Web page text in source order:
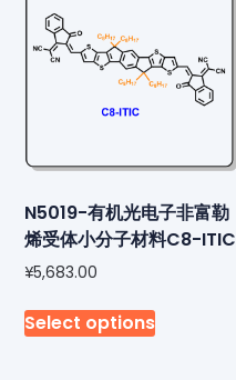
N5019-有机光电子非富勒
烯受体小分子材料C8-ITIC
¥5,683.00
Select options